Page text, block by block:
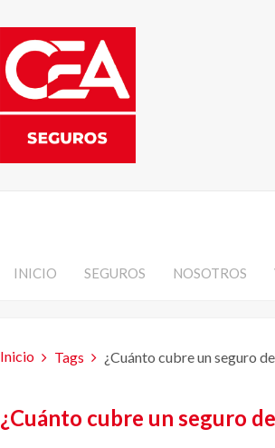
INICIO SEGUROS NOSOTROS
Inicio Tags ¿Cuánto cubre un seguro
¿Cuánto cubre un seguro